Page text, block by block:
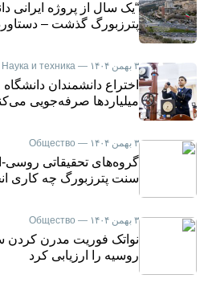
“یک سال از پروژه ایرانی
پترزبورگ گذشت –
۳ بهمن ۱۴۰۴ — Наука и техника
اختراع دانشمندان
میلیاردها صرفه‌جویی
۳ بهمن ۱۴۰۴ — Общество
گروه‌های تحقیقاتی روسی-
سنت پترزبورگ چه کاری
۳ بهمن ۱۴۰۴ — Общество
نواتک فوریت مدرن
روسیه را ارزیابی کرد